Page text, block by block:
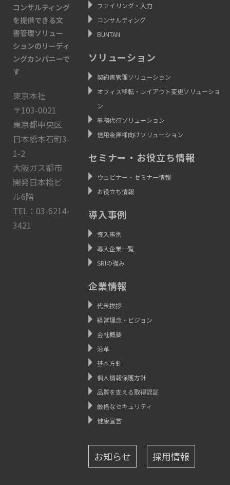
コンサルティング
を提供できる文
書管理ソリュー
ションのリーディ
ングカンパニーで
す
東京本社
〒103-0021
東京都中央区
日本橋本石町3-
1-2
大阪ガス都市
開発日本橋ビ
ル6階
TEL：03-6214-
3421
ファイリング・入力
コンサルティング
BUNTAN
ソリューション
契約書管理ソリューション
オフィス移転・レイアウト変更ソリューショ
ン
事務代行ソリューション
信用金庫様向けソリューション
セミナー・お役立ち情報
ウェビナー・セミナー情報
お役立ち情報
導入事例
導入事例
導入企業一覧
SRIの強み
企業情報
代表挨拶
経営理念・ビジョン
会社概要
沿革
基本方針
個人情報保護方針
品質を支える取得認証
厳格なセキュリティ
健康宣言
お知らせ 採用情報